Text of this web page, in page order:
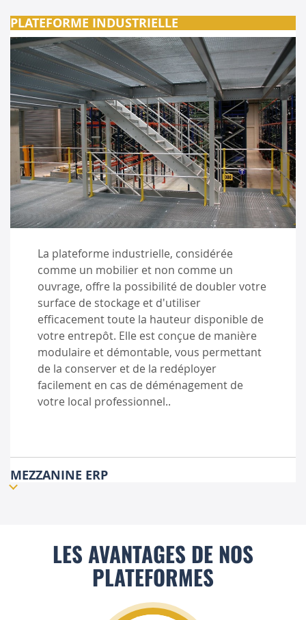
PLATEFORME INDUSTRIELLE
La plateforme industrielle, considérée
comme un mobilier et non comme un
ouvrage, offre la possibilité de doubler votre
surface de stockage et d'utiliser
efficacement toute la hauteur disponible de
votre entrepôt. Elle est conçue de manière
modulaire et démontable, vous permettant
de la conserver et de la redéployer
facilement en cas de déménagement de
votre local professionnel..
MEZZANINE ERP
LES AVANTAGES DE NOS
PLATEFORMES